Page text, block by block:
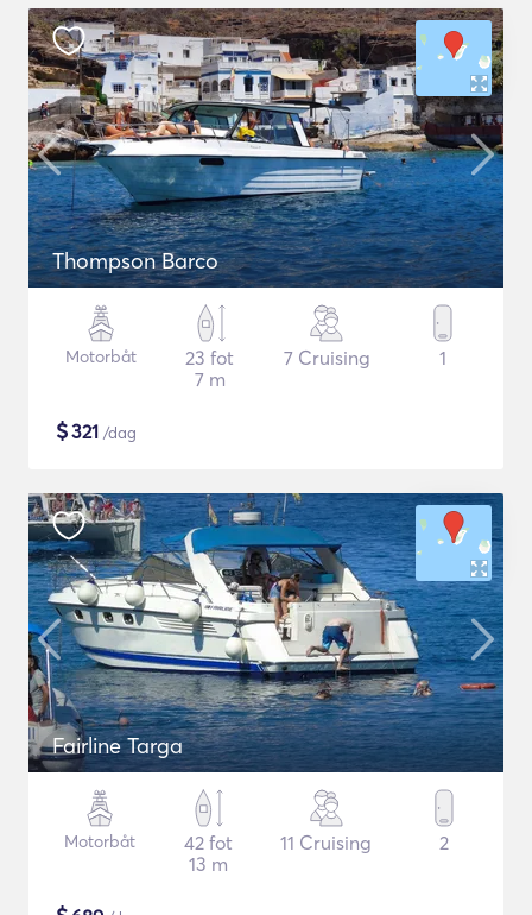
Thompson Barco
Motorbåt
23 fot
7 m
7 Cruising 1
$321 /dag
Fairline Targa
Motorbåt
42 fot
13 m
11 Cruising 2